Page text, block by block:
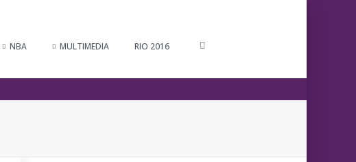
NBA MULTIMEDIA RIO 2016